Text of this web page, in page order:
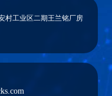
村工业区二期王兰铭厂房